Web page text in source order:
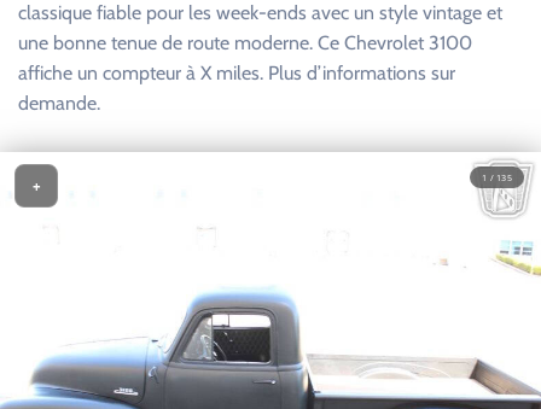
classique fiable pour les week-ends avec un style vintage et
une bonne tenue de route moderne. Ce Chevrolet 3100
affiche un compteur à X miles. Plus d’informations sur
demande.
1 / 135
+